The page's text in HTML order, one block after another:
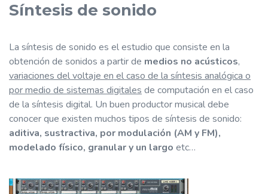
Síntesis de sonido
La síntesis de sonido es el estudio que consiste en la
obtención de sonidos a partir de medios no acústicos,
variaciones del voltaje en el caso de la síntesis analógica o
por medio de sistemas digitales de computación en el caso
de la síntesis digital. Un buen productor musical debe
conocer que existen muchos tipos de síntesis de sonido:
aditiva, sustractiva, por modulación (AM y FM),
modelado físico, granular y un largo etc…